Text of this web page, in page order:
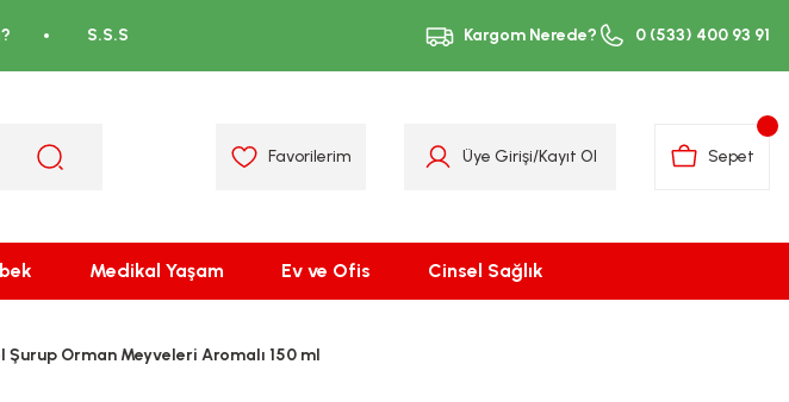
S.S.S Kargom Nerede? 0 (533) 400 93 91
Favorilerim Üye Girişi/Kayıt Ol Sepet
Medikal Yaşam Ev ve Ofis Cinsel Sağlık
Orman Meyveleri Aromalı 150 ml